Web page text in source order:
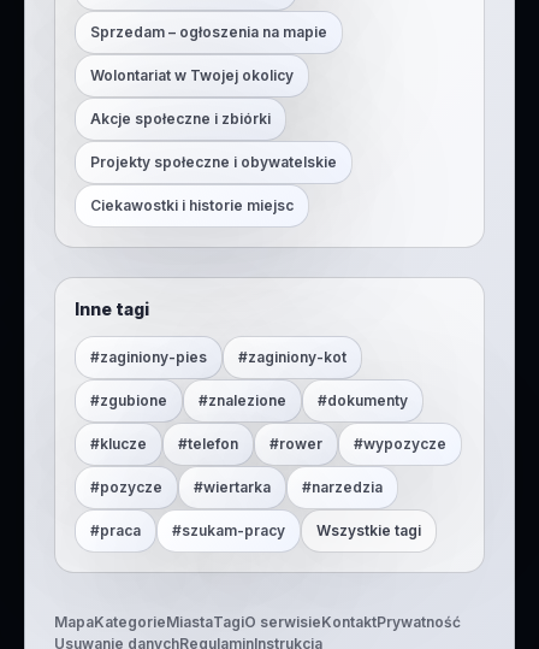
Sprzedam – ogłoszenia na mapie
Wolontariat w Twojej okolicy
Akcje społeczne i zbiórki
Projekty społeczne i obywatelskie
Ciekawostki i historie miejsc
Inne tagi
#zaginiony-pies #zaginiony-kot
#zgubione #znalezione #dokumenty
#klucze #telefon #rower #wypozycze
#pozycze #wiertarka #narzedzia
#praca #szukam-pracy Wszystkie tagi
MapaKategorieMiastaTagiO serwisieKontaktPrywatność
Usuwanie danychRegulaminInstrukcja